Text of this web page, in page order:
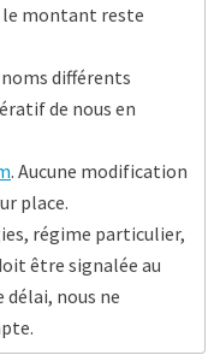
le montant reste
différents
de nous en
. Aucune modification
place.
régime particulier,
être signalée au
délai, nous ne